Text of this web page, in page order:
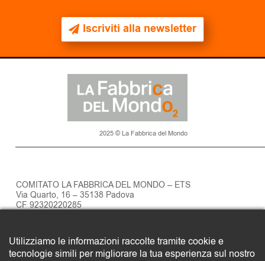
Iscriviti alla newsletter
2025 © La Fabbrica del Mondo
COMITATO LA FABBRICA DEL MONDO – ETS
Via Quarto, 16 – 35138 Padova
CF 92320220285
SOSTIENI LA FABBRICA DEL MONDO
Utilizziamo le informazioni raccolte tramite cookie e
tecnologie simili per migliorare la tua esperienza sul nostro